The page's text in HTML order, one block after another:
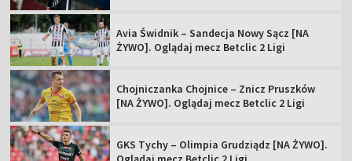
Avia Świdnik – Sandecja Nowy Sącz [NA
ŻYWO]. Oglądaj mecz Betclic 2 Ligi
Chojniczanka Chojnice – Znicz Pruszków
[NA ŻYWO]. Oglądaj mecz Betclic 2 Ligi
GKS Tychy – Olimpia Grudziądz [NA ŻYWO].